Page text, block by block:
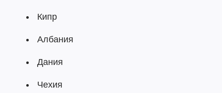
Кипр
Албания
Дания
Чехия